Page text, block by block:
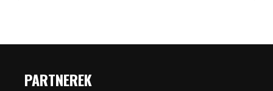
PARTNEREK